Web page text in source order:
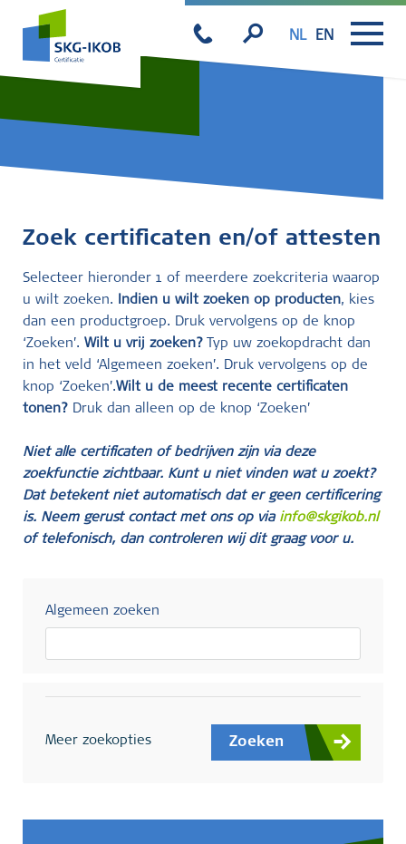
NL EN
Zoek certificaten en/of attesten
Selecteer hieronder 1 of meerdere zoekcriteria waarop
u wilt zoeken. Indien u wilt zoeken op producten, kies
dan een productgroep. Druk vervolgens op de knop
‘Zoeken’. Wilt u vrij zoeken? Typ uw zoekopdracht dan
in het veld ‘Algemeen zoeken’. Druk vervolgens op de
knop ‘Zoeken’.Wilt u de meest recente certificaten
tonen? Druk dan alleen op de knop ‘Zoeken’
Niet alle certificaten of bedrijven zijn via deze
zoekfunctie zichtbaar. Kunt u niet vinden wat u zoekt?
Dat betekent niet automatisch dat er geen certificering
is. Neem gerust contact met ons op via info@skgikob.nl
of telefonisch, dan controleren wij dit graag voor u.
Algemeen zoeken
Meer zoekopties Zoeken